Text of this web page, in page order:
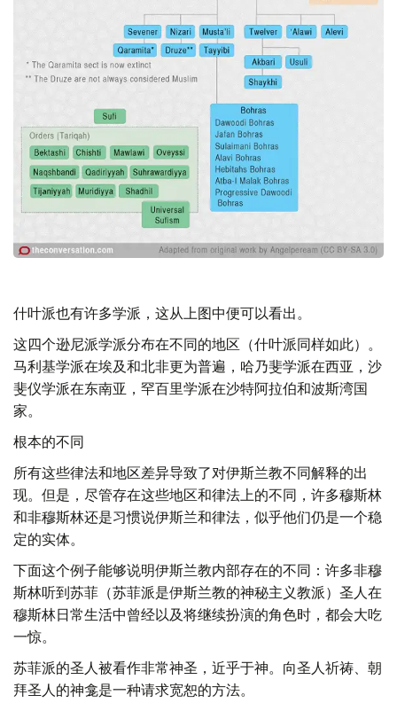
什叶派也有许多学派，这从上图中便可以看出。
这四个逊尼派学派分布在不同的地区（什叶派同样如此）。
马利基学派在埃及和北非更为普遍，哈乃斐学派在西亚，沙
斐仪学派在东南亚，罕百里学派在沙特阿拉伯和波斯湾国
家。
根本的不同
所有这些律法和地区差异导致了对伊斯兰教不同解释的出
现。但是，尽管存在这些地区和律法上的不同，许多穆斯林
和非穆斯林还是习惯说伊斯兰和律法，似乎他们仍是一个稳
定的实体。
下面这个例子能够说明伊斯兰教内部存在的不同：许多非穆
斯林听到苏菲（苏菲派是伊斯兰教的神秘主义教派）圣人在
穆斯林日常生活中曾经以及将继续扮演的角色时，都会大吃
一惊。
苏菲派的圣人被看作非常神圣，近乎于神。向圣人祈祷、朝
拜圣人的神龛是一种请求宽恕的方法。